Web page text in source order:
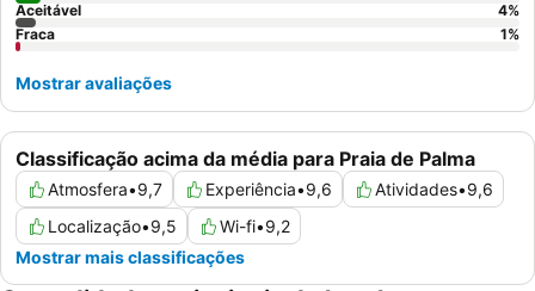
Classificação acima da média para Praia de Palma
Atmosfera•9,7 Experiência•9,6 Atividades•9,6
Localização•9,5 Wi-fi•9,2
Mostrar mais classificações
Aceitável
4%
Fraca
1%
Mostrar avaliações